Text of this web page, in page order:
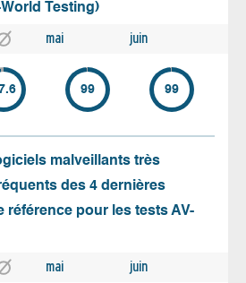
Testing)
mai juin
99 99
malveillants très
des 4 dernières
référence pour les tests AV-
mai juin